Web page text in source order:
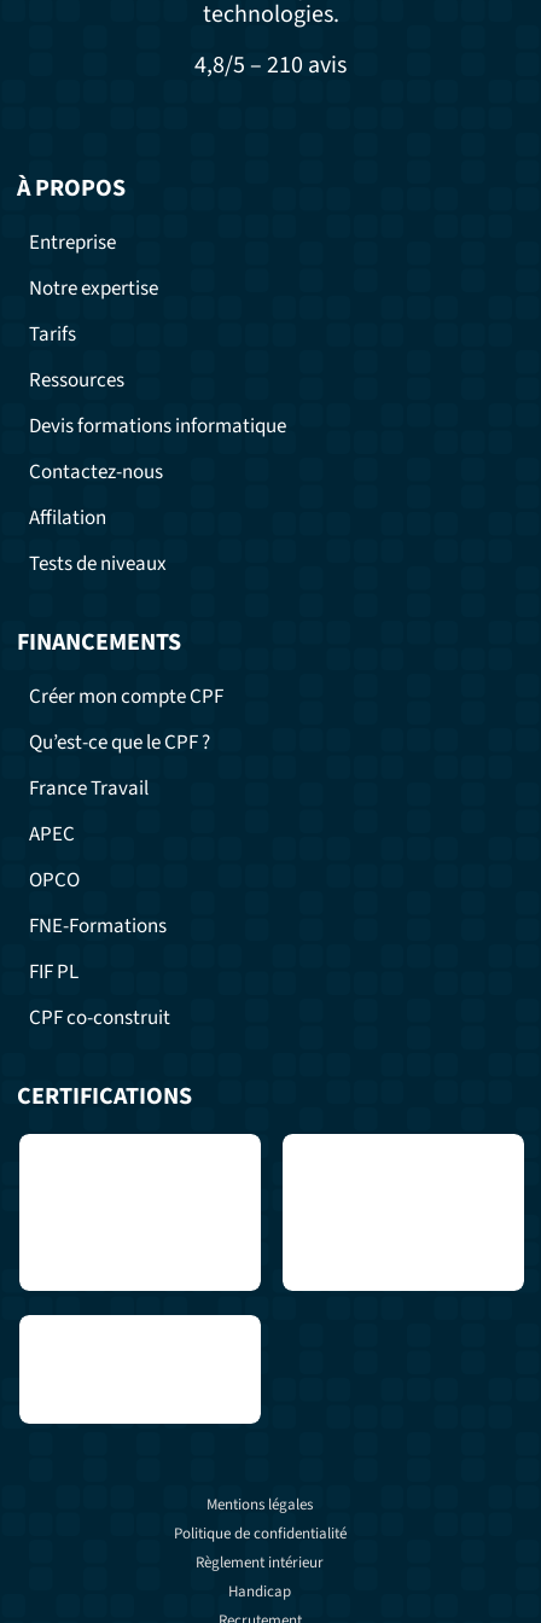
technologies.
4,8/5 – 210 avis
À PROPOS
Entreprise
Notre expertise
Tarifs
Ressources
Devis formations informatique
Contactez-nous
Affilation
Tests de niveaux
CERTIFICATIONS
FINANCEMENTS
Créer mon compte CPF
Qu’est-ce que le CPF ?
France Travail
APEC
OPCO
FNE-Formations
FIF PL
CPF co-construit
Mentions légales
Politique de confidentialité
Règlement intérieur
Handicap